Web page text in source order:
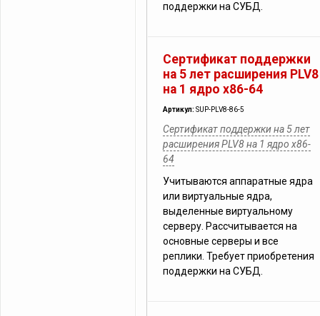
поддержки на СУБД.
Сертификат поддержки
на 5 лет расширения PLV8
на 1 ядро x86-64
Артикул: SUP-PLV8-86-5
Сертификат поддержки на 5 лет
расширения PLV8 на 1 ядро x86-
64
Учитываются аппаратные ядра
или виртуальные ядра,
выделенные виртуальному
серверу. Рассчитывается на
основные серверы и все
реплики. Требует приобретения
поддержки на СУБД.